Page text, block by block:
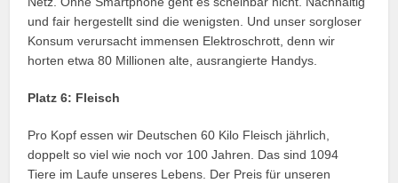
und fair hergestellt sind die wenigsten. Und unser sorgloser
Konsum verursacht immensen Elektroschrott, denn wir
horten etwa 80 Millionen alte, ausrangierte Handys.
Platz 6: Fleisch
Pro Kopf essen wir Deutschen 60 Kilo Fleisch jährlich,
doppelt so viel wie noch vor 100 Jahren. Das sind 1094
Tiere im Laufe unseres Lebens. Der Preis für unseren